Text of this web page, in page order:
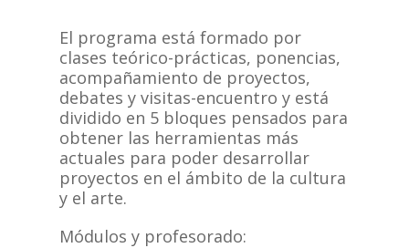
El programa está formado por
clases teórico-prácticas, ponencias,
acompañamiento de proyectos,
debates y visitas-encuentro y está
dividido en 5 bloques pensados para
obtener las herramientas más
actuales para poder desarrollar
proyectos en el ámbito de la cultura
y el arte.
Módulos y profesorado: